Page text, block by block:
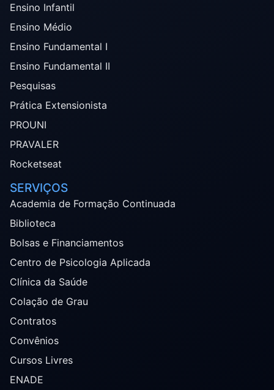
Ensino Infantil
Ensino Médio
Ensino Fundamental I
Ensino Fundamental II
Pesquisas
Prática Extensionista
PROUNI
PRAVALER
Rocketseat
SERVIÇOS
Academia de Formação Continuada
Biblioteca
Bolsas e Financiamentos
Centro de Psicologia Aplicada
Clínica da Saúde
Colação de Grau
Contratos
Convênios
Cursos Livres
ENADE